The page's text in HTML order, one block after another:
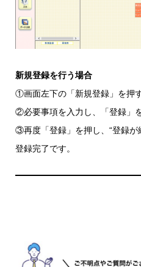
新規登録を行う場合
①画面左下の「新規登録」を押す
②必要事項を入力し、「登録」を
③再度「登録」を押し、“登録が
登録完了です。